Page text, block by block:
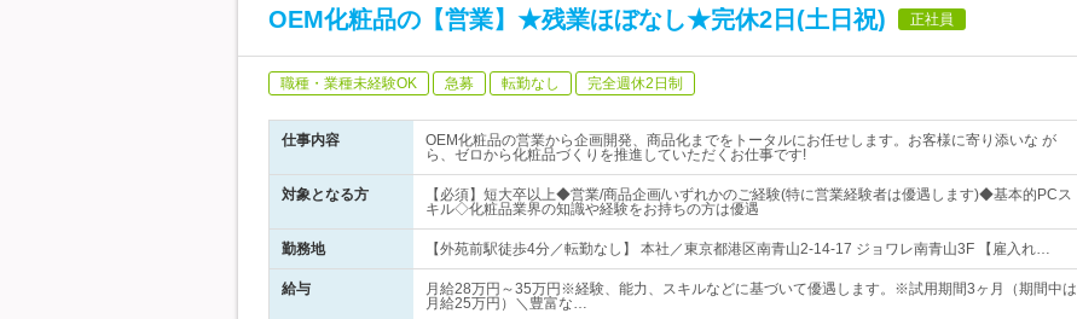
OEM化粧品の【営業】★残業ほぼなし★完休2日(土日祝) 正社員
職種・業種未経験OK 急募 転勤なし 完全週休2日制
仕事内容
OEM化粧品の営業から企画開発、商品化までをトータルにお任せします。お客様に寄り添いな が
ら、ゼロから化粧品づくりを推進していただくお仕事です!
対象となる方
【必須】短大卒以上◆営業/商品企画/いずれかのご経験(特に営業経験者は優遇します)◆基本的PCス
キル◇化粧品業界の知識や経験をお持ちの方は優遇
勤務地 【外苑前駅徒歩4分／転勤なし】 本社／東京都港区南青山2-14-17 ジョワレ南青山3F 【雇入れ…
給与
月給28万円～35万円※経験、能力、スキルなどに基づいて優遇します。※試用期間3ヶ月（期間中は
月給25万円）＼豊富な…